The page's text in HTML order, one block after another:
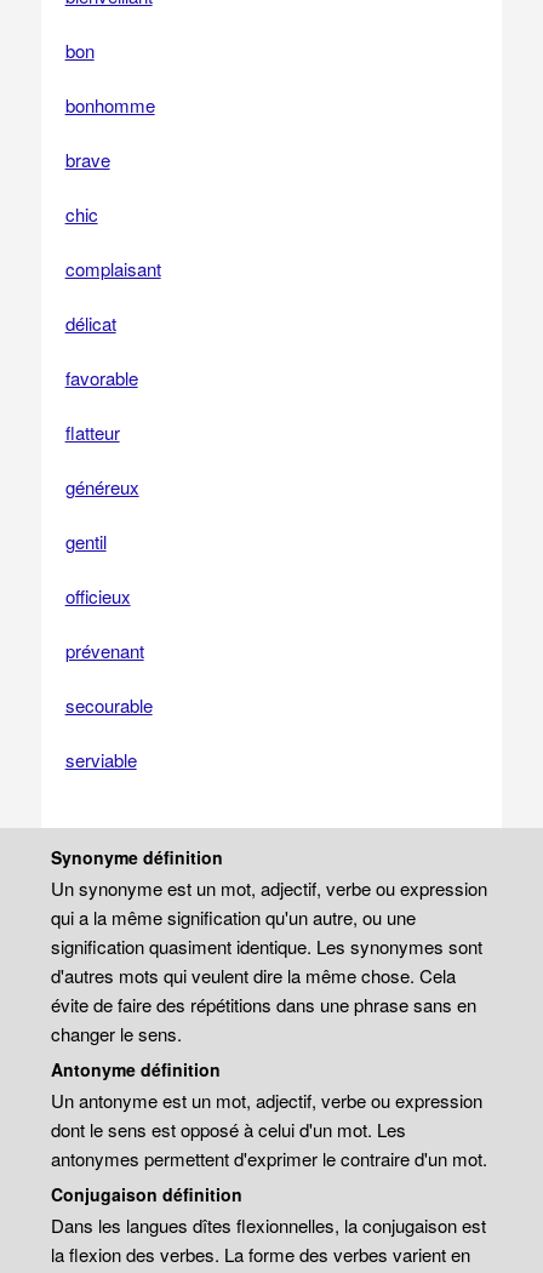
bon
bonhomme
brave
chic
complaisant
délicat
favorable
flatteur
généreux
gentil
officieux
prévenant
secourable
serviable
Synonyme définition
Un synonyme est un mot, adjectif, verbe ou expression
qui a la même signification qu'un autre, ou une
signification quasiment identique. Les synonymes sont
d'autres mots qui veulent dire la même chose. Cela
évite de faire des répétitions dans une phrase sans en
changer le sens.
Antonyme définition
Un antonyme est un mot, adjectif, verbe ou expression
dont le sens est opposé à celui d'un mot. Les
antonymes permettent d'exprimer le contraire d'un mot.
Conjugaison définition
Dans les langues dîtes flexionnelles, la conjugaison est
la flexion des verbes. La forme des verbes varient en